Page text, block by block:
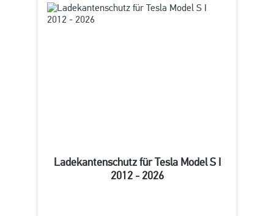
Ladekantenschutz für Tesla Model S I
2012 - 2026